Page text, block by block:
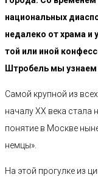
национальных
недалеко от храма и
той или иной
Штробель мы узнаем
Самой крупной из
началу XX века
понятие в Москве
немцы».
На этой прогулке из